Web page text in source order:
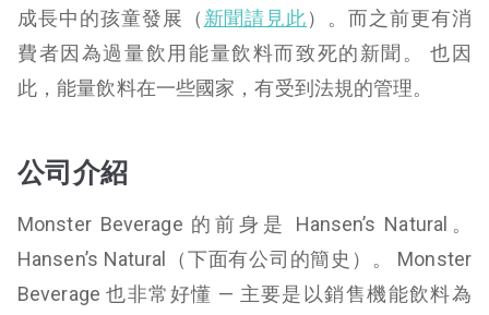
成長中的孩童發展（ 新聞請見此）。而之前更有消
費者因為過量飲用能量飲料而致死的新聞。 也因
此，能量飲料在一些國家，有受到法規的管理。
公司介紹
Monster Beverage 的前身是 Hansen’s Natural。
Hansen’s Natural（下面有公司的簡史）。 Monster
Beverage 也非常好懂 — 主要是以銷售機能飲料為